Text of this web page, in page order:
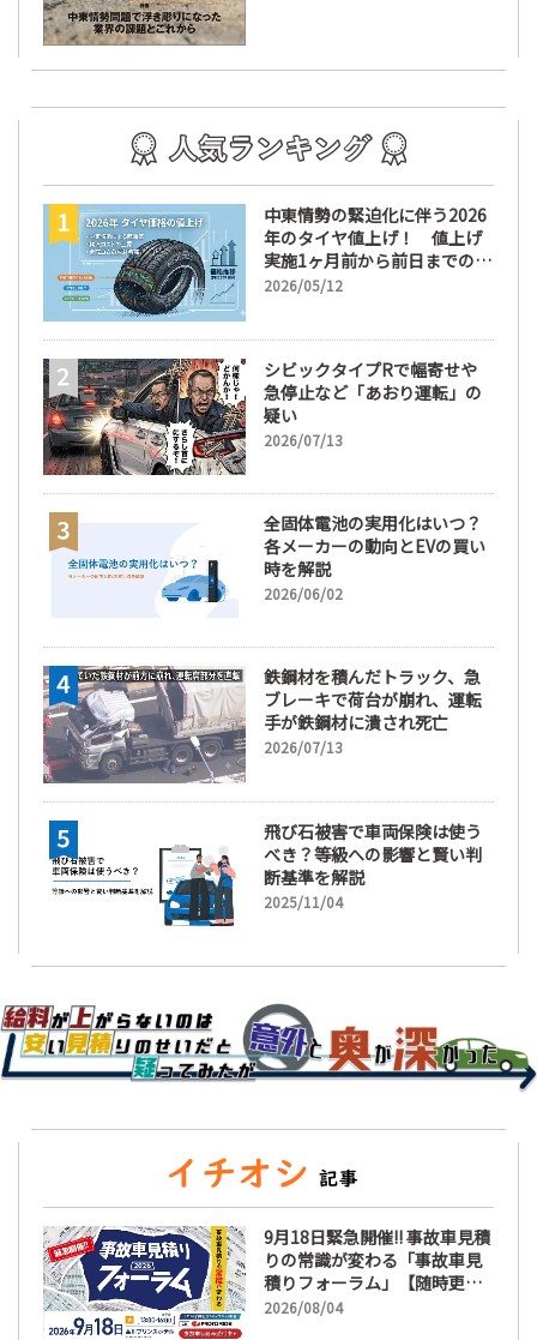
中東情勢の緊迫化に伴う2026
年のタイヤ値上げ！ 値上げ
実施1ヶ月前から前日までの期
間が販売において極めて重要
2026/05/12
シビックタイプRで幅寄せや
急停止など「あおり運転」の
疑い
2026/07/13
全固体電池の実用化はいつ？
各メーカーの動向とEVの買い
時を解説
2026/06/02
鉄鋼材を積んだトラック、急
ブレーキで荷台が崩れ、運転
手が鉄鋼材に潰され死亡
2026/07/13
飛び石被害で車両保険は使う
べき？等級への影響と賢い判
断基準を解説
2025/11/04
9月18日緊急開催!! 事故車見積
りの常識が変わる「事故車見
積りフォーラム」【随時更
新】
2026/08/04